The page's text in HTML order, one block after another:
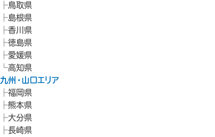
鳥取県
島根県
香川県
徳島県
愛媛県
高知県
九州・山口エリア
福岡県
熊本県
大分県
長崎県